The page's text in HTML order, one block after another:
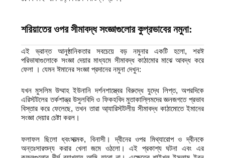
শরিয়াতের ওপর সীমাবদ্ধ সংজ্ঞাগুলোর কুপ্রভাবেরনমুনা:
এই ভ্রান্ত আনুষ্ঠানিকতার সবচেয়ে বড় নমুনার একটি হলো, শরঈ
পরিভাষাগুলোকে সংজ্ঞা দেয়ার মাধ্যমে সীমাবদ্ধ কাঠামোর মাঝে আবদ্ধ করে
ফেলা । যেমন ঈমানের সংজ্ঞা প্রদানের নমুনা দেখুন:
যখন মুসলিম উম্মাহ ইউনানি দর্শনশাস্ত্বের বিরুদ্ধে যুদ্ধে লিপ্ত, অপরদিকে
এরিস্টটলের তর্কশান্ত্র উসুলবিদি ও ফিকহবিদ মুতাকাল্লিমদের জ্ঞনজগতে প্রভাব
বিস্তার করে ফেলেছে, তখন তারা আ্যারিস্টটলীয় সীমাবদ্ধ কাঠামোতে ইমানের
সংজ্ঞা দেয়ার চেষ্টা করল।
ফলাফল ছিলো ধ্বংসাত্মক, বিনাসী। দ্বীনের ওপর মিথ্যারোপ ও দ্বীনকে
অন্তঃসারশুন্য করার খেলা জমে ওঠলো। এই প্রকাশ্য ঘটনা এবং এর